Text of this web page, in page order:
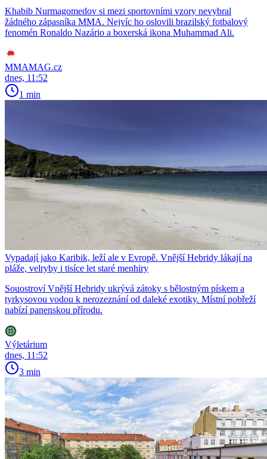
Khabib Nurmagomedov si mezi sportovními vzory nevybral
žádného zápasníka MMA. Nejvíc ho oslovili brazilský fotbalový
fenomén Ronaldo Nazário a boxerská ikona Muhammad Ali.
MMAMAG.cz
dnes, 11:52
1 min
Vypadají jako Karibik, leží ale v Evropě. Vnější Hebridy lákají na
pláže, velryby i tisíce let staré menhiry
Souostroví Vnější Hebridy ukrývá zátoky s bělostným pískem a
tyrkysovou vodou k nerozeznání od daleké exotiky. Místní pobřeží
nabízí panenskou přírodu.
Výletárium
dnes, 11:52
3 min